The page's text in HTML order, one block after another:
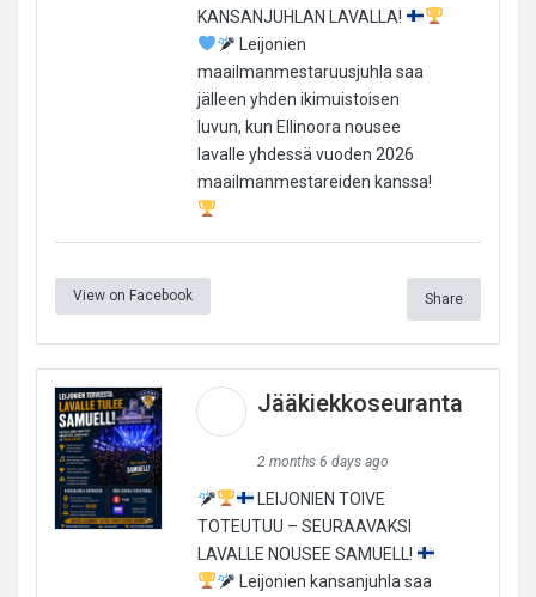
KANSANJUHLAN LAVALLA!
Leijonien
maailmanmestaruusjuhla saa
jälleen yhden ikimuistoisen
luvun, kun Ellinoora nousee
lavalle yhdessä vuoden 2026
maailmanmestareiden kanssa!
View on Facebook Share
Jääkiekkoseuranta
2 months 6 days ago
LEIJONIEN TOIVE
TOTEUTUU – SEURAAVAKSI
LAVALLE NOUSEE SAMUELL!
Leijonien kansanjuhla saa